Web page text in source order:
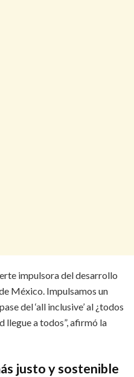
impulsora del desarrollo
México. Impulsamos un
del ‘all inclusive’ al ¿todos
llegue a todos”, afirmó la
justo y sostenible